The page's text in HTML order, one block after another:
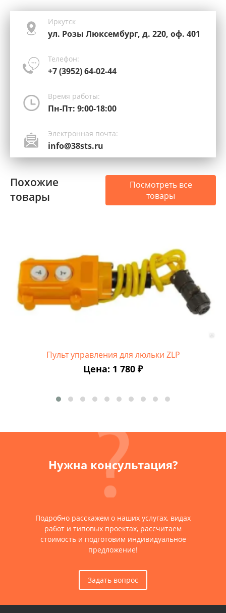
Иркутск
ул. Розы Люксембург, д. 220, оф. 401
Телефон:
+7 (3952) 64-02-44
Время работы:
Пн-Пт: 9:00-18:00
Электронная почта:
info@38sts.ru
Похожие
товары
Посмотреть все
товары
Пульт управления для люльки ZLP
Цена: 1 780 ₽
Нужна консультация?
Подробно расскажем о наших услугах, видах
работ и типовых проектах, рассчитаем
стоимость и подготовим индивидуальное
предложение!
Задать вопрос